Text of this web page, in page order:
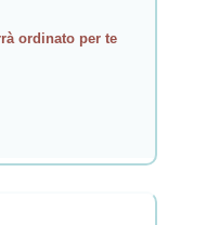
ordinato per te